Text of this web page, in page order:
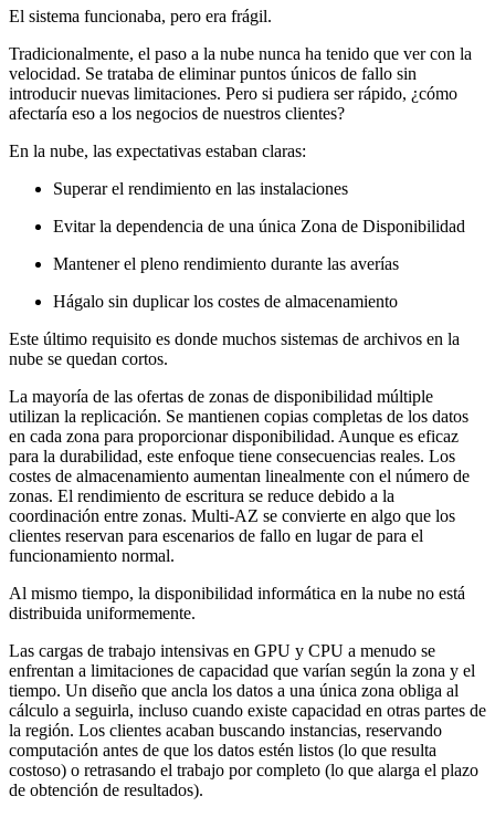
El sistema funcionaba, pero era frágil.
Tradicionalmente, el paso a la nube nunca ha tenido que ver con la
velocidad. Se trataba de eliminar puntos únicos de fallo sin
introducir nuevas limitaciones. Pero si pudiera ser rápido, ¿cómo
afectaría eso a los negocios de nuestros clientes?
En la nube, las expectativas estaban claras:
Superar el rendimiento en las instalaciones
Evitar la dependencia de una única Zona de Disponibilidad
Mantener el pleno rendimiento durante las averías
Hágalo sin duplicar los costes de almacenamiento
Este último requisito es donde muchos sistemas de archivos en la
nube se quedan cortos.
La mayoría de las ofertas de zonas de disponibilidad múltiple
utilizan la replicación. Se mantienen copias completas de los datos
en cada zona para proporcionar disponibilidad. Aunque es eficaz
para la durabilidad, este enfoque tiene consecuencias reales. Los
costes de almacenamiento aumentan linealmente con el número de
zonas. El rendimiento de escritura se reduce debido a la
coordinación entre zonas. Multi-AZ se convierte en algo que los
clientes reservan para escenarios de fallo en lugar de para el
funcionamiento normal.
Al mismo tiempo, la disponibilidad informática en la nube no está
distribuida uniformemente.
Las cargas de trabajo intensivas en GPU y CPU a menudo se
enfrentan a limitaciones de capacidad que varían según la zona y el
tiempo. Un diseño que ancla los datos a una única zona obliga al
cálculo a seguirla, incluso cuando existe capacidad en otras partes de
la región. Los clientes acaban buscando instancias, reservando
computación antes de que los datos estén listos (lo que resulta
costoso) o retrasando el trabajo por completo (lo que alarga el plazo
de obtención de resultados).